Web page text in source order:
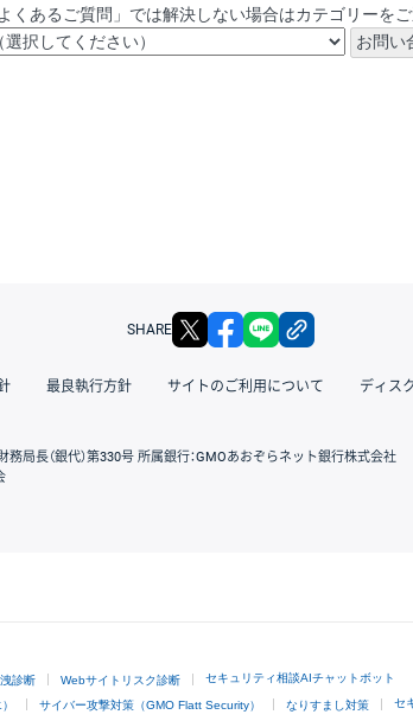
よくあるご質問」では解決しない場合はカテゴリーを
SHARE X facebook
最良執行方針 サイトのご利用について ディス
局長（銀代）第330号 所属銀行：GMOあおぞらネット銀行株式会社
診断 Webサイトリスク診断 セキュリティ相談AIチャットボット
サイバー攻撃対策（GMO Flatt Security） なりすまし対策 セ